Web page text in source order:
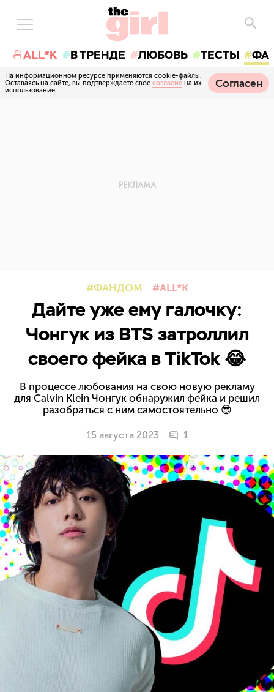
🍜ALL*K В ТРЕНДЕ ЛЮБОВЬ ТЕСТЫ
На информационном ресурсе применяются cookie-файлы.
Оставаясь на сайте, вы подтверждаете свое согласие на их
использование.
Согласен
ФАНДОМ ALL*K
Дайте уже ему галочку:
Чонгук из BTS затроллил
своего фейка в TikTok 😂
В процессе любования на свою новую рекламу
для Calvin Klein Чонгук обнаружил фейка и решил
разобраться с ним самостоятельно 😎
15 августа 2023 1